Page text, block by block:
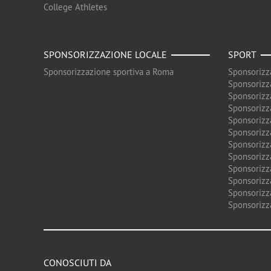
College Athletes
SPONSORIZZAZIONE LOCALE
Sponsorizzazione sportiva a Roma
SPORT
CONOSCIUTI DA